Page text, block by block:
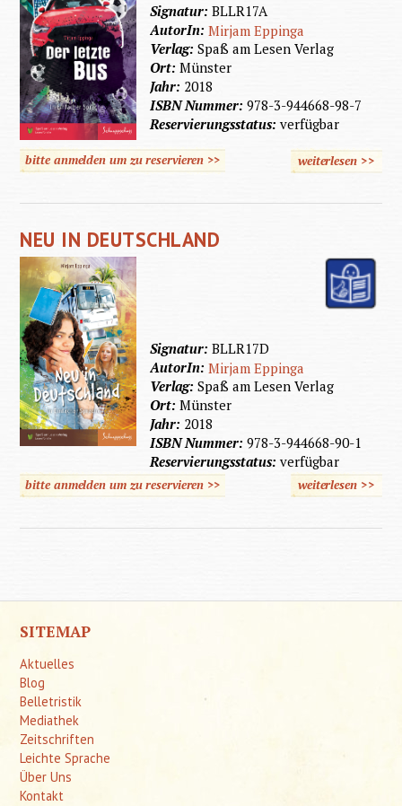
Signatur:BLLR17A
AutorIn:Mirjam Eppinga
Verlag:Spaß am Lesen Verlag
Ort:Münster
Jahr: 2018
ISBN Nummer:978-3-944668-98-7
Reservierungsstatus:verfügbar
bitte anmelden um zu reservieren >> weiterlesen
über
>>
NEU IN DEUTSCHLAND
Signatur:BLLR17D
AutorIn:Mirjam Eppinga
Verlag:Spaß am Lesen Verlag
Ort:Münster
Jahr: 2018
ISBN Nummer:978-3-944668-90-1
Reservierungsstatus:verfügbar
bitte anmelden um zu reservieren >> weiterlesen über
>>
SITEMAP
Aktuelles
Blog
Belletristik
Mediathek
Zeitschriften
Leichte Sprache
Über Uns
Kontakt